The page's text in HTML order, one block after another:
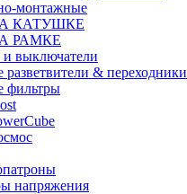
монтажные
КАТУШКЕ
РАМКЕ
и выключатели
разветвители & переходники
фильтры
напряжения